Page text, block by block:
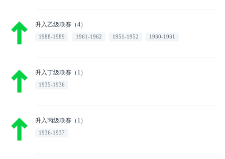
升入乙级联赛（4）
1988-1989 1961-1962 1951-1952 1930-1931
升入丁级联赛（1）
1935-1936
升入丙级联赛（1）
1936-1937